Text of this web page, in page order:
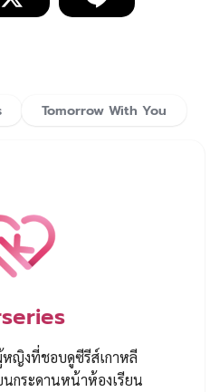
Tomorrow With You
หญิงที่ชอบดูซีรีส์เกาหลี
กระดานหน้าห้องเรียน